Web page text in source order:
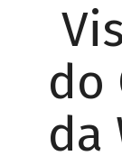
do
da